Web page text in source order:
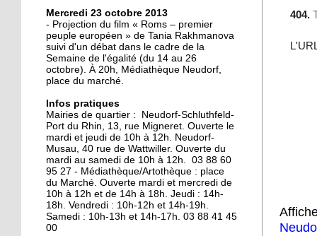
500 roses offertes aux
Neudorfois
11 octobre 2013
Les cycles éphémères
d'un brasseur
authentique
11 octobre 2013
S'éclairer pour l'hiver à
Vélostation
10 octobre 2013
Les étudiants en
Mercredi 23 octobre 2013
- Projection du film « Roms – premier
peuple européen » de Tania Rakhmanova
suivi d'un débat dans le cadre de la
Semaine de l'égalité (du 14 au 26
octobre). À 20h, Médiathèque Neudorf,
place du marché.
Infos pratiques
Mairies de quartier : Neudorf-Schluthfeld-
Port du Rhin, 13, rue Migneret. Ouverte le
mardi et jeudi de 10h à 12h. Neudorf-
Musau, 40 rue de Wattwiller. Ouverte du
mardi au samedi de 10h à 12h. 03 88 60
95 27 - Médiathèque/Artothèque : place
du Marché. Ouverte mardi et mercredi de
10h à 12h et de 14h à 18h. Jeudi : 14h-
18h. Vendredi : 10h-12h et 14h-19h.
Samedi : 10h-13h et 14h-17h. 03 88 41 45
00